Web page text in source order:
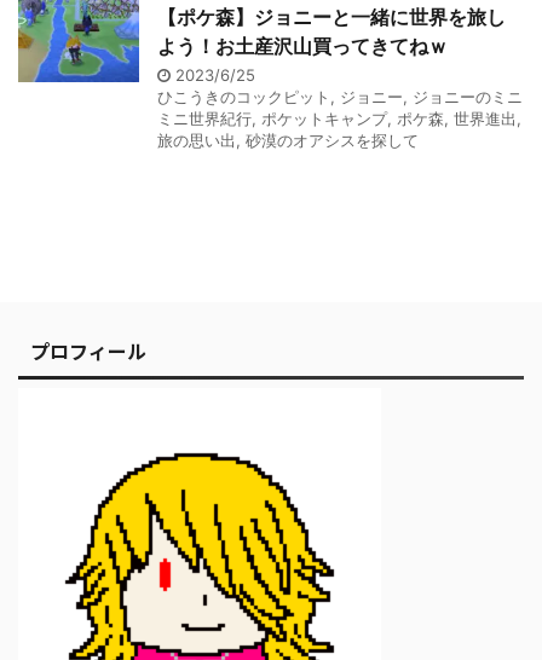
【ポケ森】ジョニーと一緒に世界を旅し
よう！お土産沢山買ってきてねｗ
2023/6/25
ひこうきのコックピット , ジョニー, ジョニーのミニ
ミニ世界紀行, ポケットキャンプ, ポケ森, 世界進出,
旅の思い出, 砂漠のオアシスを探して
プロフィール